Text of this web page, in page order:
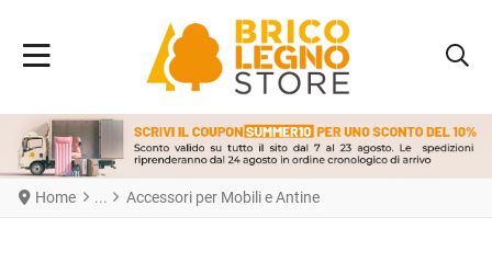
Home Accessori per Mobili e Antine